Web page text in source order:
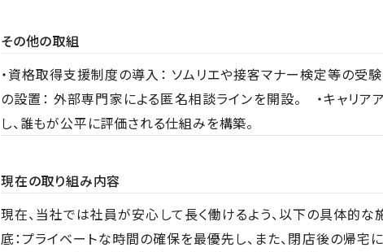
その他の取組
・資格取得支援制度の導入： ソムリエや接客マナー検定等の受
の設置： 外部専門家による匿名相談ラインを開設。 ・キャリ
し、誰もが公平に評価される仕組みを構築。
現在の取り組み内容
現在、当社では社員が安心して長く働けるよう、以下の具体的
底：プライベートな時間の確保を最優先し、また、閉店後の帰宅